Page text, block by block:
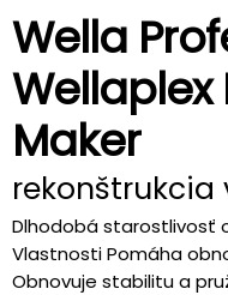
Wella
Wellaplex
Maker
rekonštrukcia
Dlhodobá starostlivosť
Vlastnosti Pomáha
Obnovuje stabilitu a